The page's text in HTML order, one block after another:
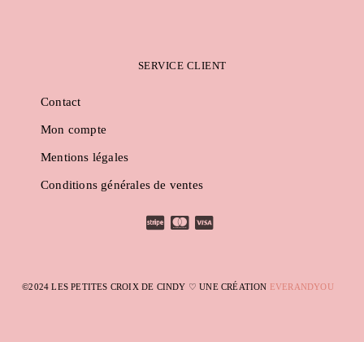
SERVICE CLIENT
Contact
Mon compte
Mentions légales
Conditions générales de ventes
©2024 LES PETITES CROIX DE CINDY ♡ UNE CRÉATION EVERANDYOU